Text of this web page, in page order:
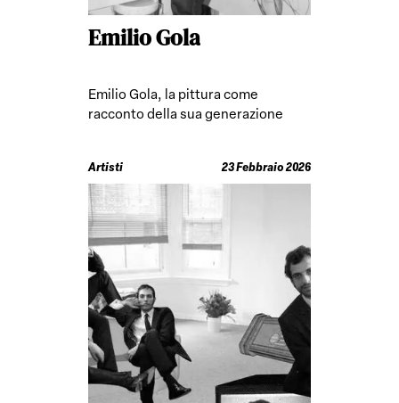
Emilio Gola
Emilio Gola, la pittura come
racconto della sua generazione
Artisti 23 Febbraio 2026